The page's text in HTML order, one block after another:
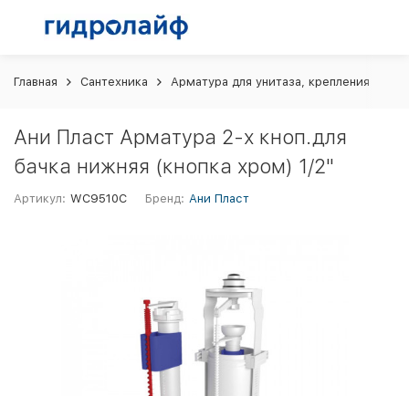
Главная Сантехника Арматура для унитаза, крепления
Ани Пласт Арматура 2-х кноп.для
бачка нижняя (кнопка хром) 1/2"
Артикул: WC9510C Бренд: Ани Пласт